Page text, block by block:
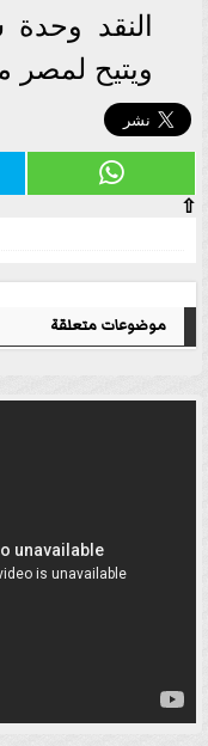
النقد
ويتيح لمصر
⇧
موضوعات متعلقة